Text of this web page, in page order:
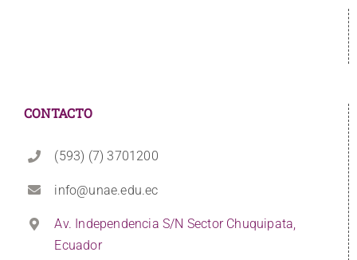
CONTACTO
(593) (7) 3701200
info@unae.edu.ec
Av. Independencia S/N Sector Chuquipata,
Ecuador